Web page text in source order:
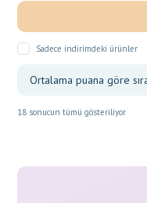
Sadece indirimdeki ürünler
18 sonucun tümü gösteriliyorEn